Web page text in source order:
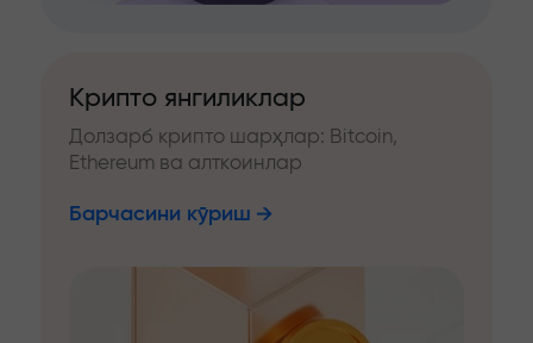
Крипто янгиликлар
Долзарб крипто шарҳлар: Bitcoin,
Ethereum ва алткоинлар
Барчасини кўриш